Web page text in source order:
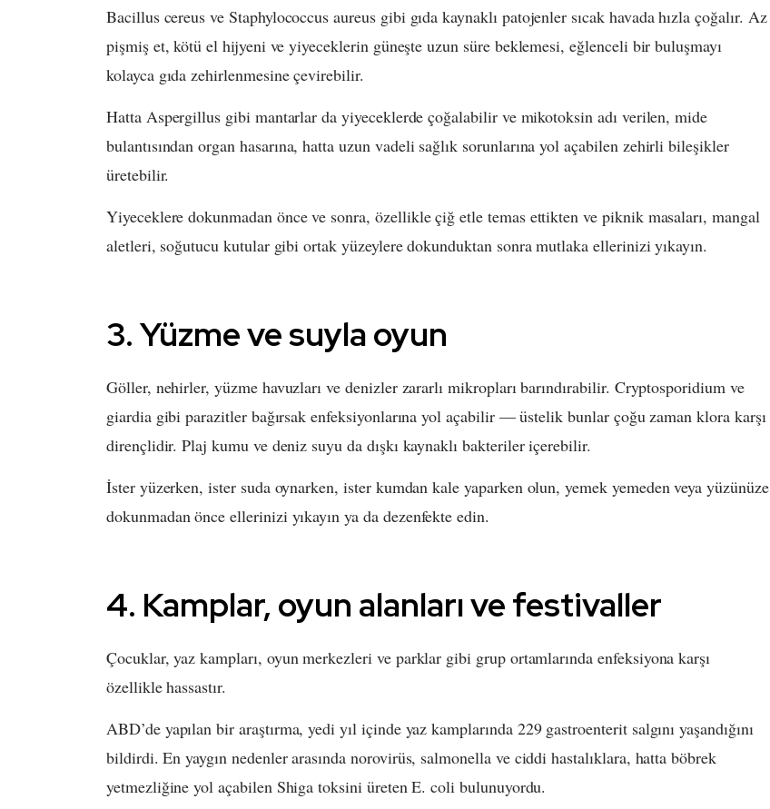
Bacillus cereus ve Staphylococcus aureus gibi gıda kaynaklı patojenler sıcak havada hızla çoğalır. Az
pişmiş et, kötü el hijyeni ve yiyeceklerin güneşte uzun süre beklemesi, eğlenceli bir buluşmayı
kolayca gıda zehirlenmesine çevirebilir.
Hatta Aspergillus gibi mantarlar da yiyeceklerde çoğalabilir ve mikotoksin adı verilen, mide
bulantısından organ hasarına, hatta uzun vadeli sağlık sorunlarına yol açabilen zehirli bileşikler
üretebilir.
Yiyeceklere dokunmadan önce ve sonra, özellikle çiğ etle temas ettikten ve piknik masaları, mangal
aletleri, soğutucu kutular gibi ortak yüzeylere dokunduktan sonra mutlaka ellerinizi yıkayın.
3. Yüzme ve suyla oyun
Göller, nehirler, yüzme havuzları ve denizler zararlı mikropları barındırabilir. Cryptosporidium ve
giardia gibi parazitler bağırsak enfeksiyonlarına yol açabilir — üstelik bunlar çoğu zaman klora karşı
dirençlidir. Plaj kumu ve deniz suyu da dışkı kaynaklı bakteriler içerebilir.
İster yüzerken, ister suda oynarken, ister kumdan kale yaparken olun, yemek yemeden veya yüzünüze
dokunmadan önce ellerinizi yıkayın ya da dezenfekte edin.
4. Kamplar, oyun alanları ve festivaller
Çocuklar, yaz kampları, oyun merkezleri ve parklar gibi grup ortamlarında enfeksiyona karşı
özellikle hassastır.
ABD’de yapılan bir araştırma, yedi yıl içinde yaz kamplarında 229 gastroenterit salgını yaşandığını
bildirdi. En yaygın nedenler arasında norovirüs, salmonella ve ciddi hastalıklara, hatta böbrek
yetmezliğine yol açabilen Shiga toksini üreten E. coli bulunuyordu.